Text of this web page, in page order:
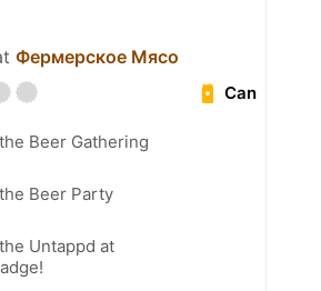
Фермерское Мясо
Can
Beer Gathering
Beer Party
Untappd at